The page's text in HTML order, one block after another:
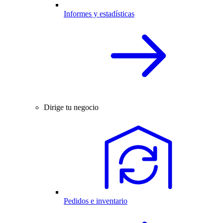
Informes y estadísticas
Dirige tu negocio
Pedidos e inventario